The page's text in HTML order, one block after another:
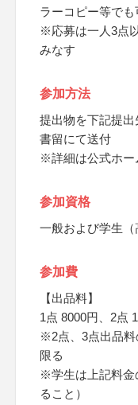
ラーコピー等でも
※応募は一人3点
みなす
参加方法
提出物を下記提
書留にて送付
※詳細は公式ホー
参加資格
一般および学生（
参加費
【出品料】
1点 8000円、2点
※2点、3点出品料
限る
※学生は上記料金
ること）